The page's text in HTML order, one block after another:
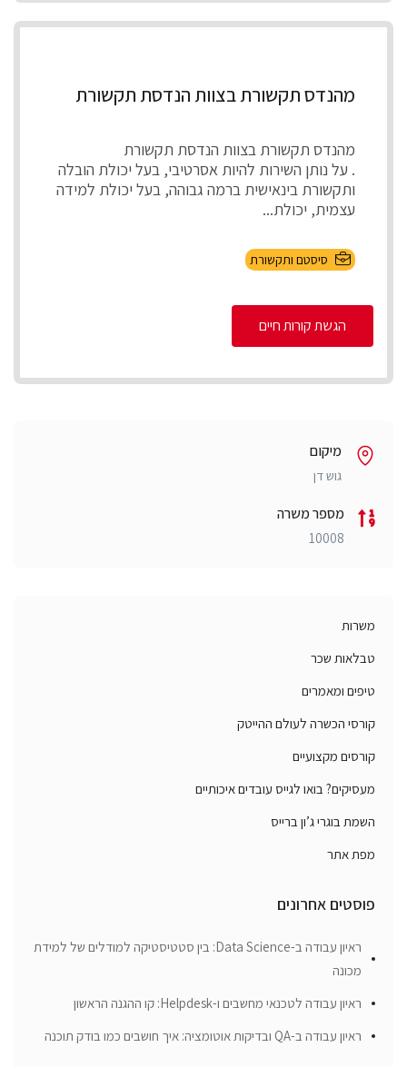
מהנדס תקשורת בצוות הנדסת תקשורת
מהנדס תקשורת בצוות הנדסת תקשורת
. על נותן השירות להיות אסרטיבי, בעל יכולת הובלה
ותקשורת בינאישית ברמה גבוהה, בעל יכולת למידה
עצמית, יכולת...
סיסטם ותקשורת
הגשת קורות חיים
מיקום
גוש דן
מספר משרה
10008
משרות
טבלאות שכר
טיפים ומאמרים
קורסי הכשרה לעולם ההייטק
קורסים מקצועיים
מעסיקים? בואו לגייס עובדים איכותיים
השמת בוגרי ג’ון ברייס
מפת אתר
פוסטים אחרונים
ראיון עבודה ב-Data Science: בין סטטיסטיקה למודלים של למידת
מכונה
ראיון עבודה לטכנאי מחשבים ו-Helpdesk: קו ההגנה הראשון
ראיון עבודה ב-QA ובדיקות אוטומציה: איך חושבים כמו בודק תוכנה